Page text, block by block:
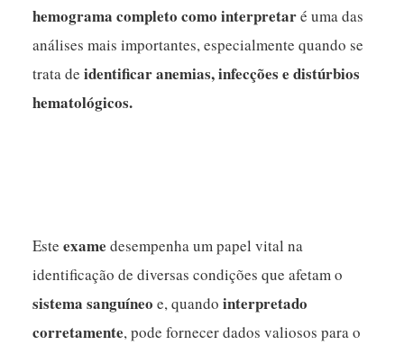
hemograma completo como interpretaré uma das
análises mais importantes, especialmente quando se
trata de identificar anemias, infecções e distúrbios
hematológicos.
Esteexame desempenha um papel vital na
identificação de diversas condições que afetam o
sistema sanguíneo e, quandointerpretado
corretamente, pode fornecer dados valiosos para o